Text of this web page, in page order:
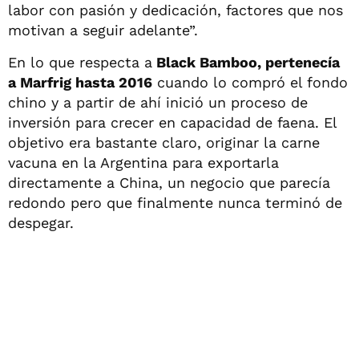
labor con pasión y dedicación, factores que nos
motivan a seguir adelante”.
En lo que respecta a Black Bamboo, pertenecía
a Marfrig hasta 2016 cuando lo compró el fondo
chino y a partir de ahí inició un proceso de
inversión para crecer en capacidad de faena. El
objetivo era bastante claro, originar la carne
vacuna en la Argentina para exportarla
directamente a China, un negocio que parecía
redondo pero que finalmente nunca terminó de
despegar.